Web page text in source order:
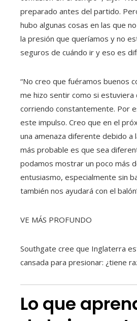
preparado antes del partido.
hubo algunas cosas en las que
la presión que queríamos y no
seguros de cuándo ir y eso es
“No creo que fuéramos buenos
me hizo sentir como si estuviera
corriendo constantemente. Por
este impulso. Creo que en el
una amenaza diferente debido a
más probable es que sea
podamos mostrar un poco más
entusiasmo, especialmente sin
también nos ayudará con el
VE MÁS PROFUNDO
Southgate cree que Inglaterra
cansada para presionar: ¿tiene
Lo que